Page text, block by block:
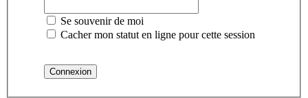
Se souvenir de moi
Cacher mon statut en ligne pour cette session